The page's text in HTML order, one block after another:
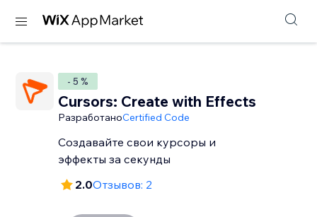
- 5 %
Cursors: Create with Effects
РазработаноCertified Code
Создавайте свои курсоры и
эффекты за секунды
2.0Отзывов: 2